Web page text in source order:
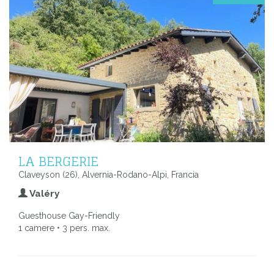
LA BERGERIE
Claveyson (26), Alvernia-Rodano-Alpi, Francia
Valéry
Guesthouse Gay-Friendly
1 camere • 3 pers. max.